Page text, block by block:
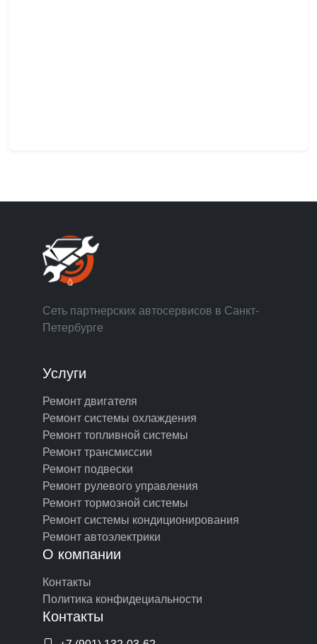
Сеть партнерских автосервисов в Санкт-
Петербурге
Услуги
Ремонт двигателя
Ремонт системы охлаждения
Ремонт топливной системы
Ремонт трансмиссии
Ремонт подвески
Ремонт рулевого управления
Ремонт тормозной системы
Ремонт системы кондиционирования
Ремонт автоэлектрики
О компании
Контакты
Политика конфидециальности
Контакты